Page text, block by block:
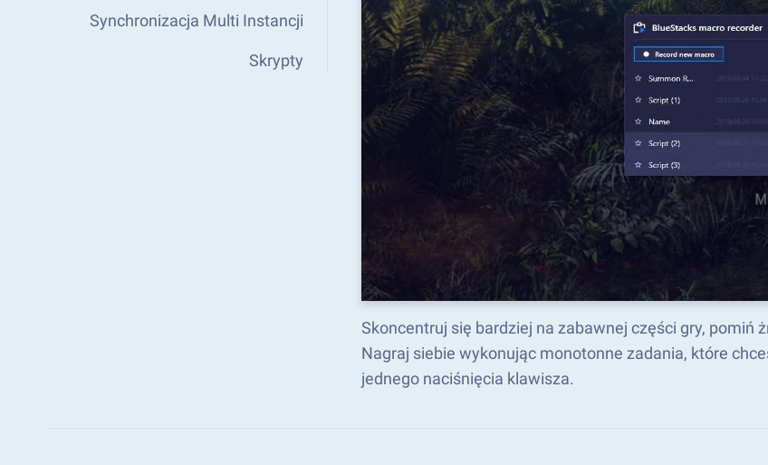
Synchronizacja Multi Instancji
Skrypty
Skoncentruj się bardziej na zabawnej części gry,
Nagraj siebie wykonując monotonne zadania, które
jednego naciśnięcia klawisza.